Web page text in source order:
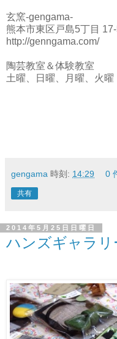
玄窯-gengama-
熊本市東区戸島5丁目
http://genngama.com/
陶芸教室＆体験教室
土曜、日曜、月曜、火曜
gengama 時刻: 14:29 0
共有
2014年5月25日日曜日
ハンズギャラ